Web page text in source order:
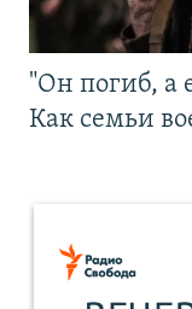
"Он погиб, а
Как семьи